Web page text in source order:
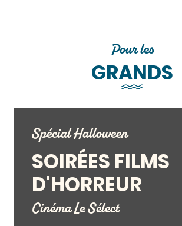
Pour les
GRANDS
Spécial Halloween
SOIRÉES FILMS
D'HORREUR
Cinéma Le Sélect